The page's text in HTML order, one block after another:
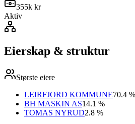
355k kr
Aktiv
Eierskap & struktur
Største eiere
LEIRFJORD KOMMUNE70.4 %
BH MASKIN AS14.1 %
TOMAS NYRUD2.8 %